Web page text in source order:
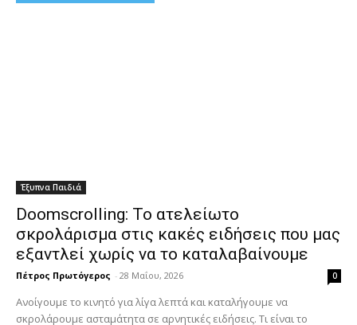
Έξυπνα Παιδιά
Doomscrolling: Το ατελείωτο
σκρολάρισμα στις κακές ειδήσεις που μας
εξαντλεί χωρίς να το καταλαβαίνουμε
Πέτρος Πρωτόγερος - 28 Μαΐου, 2026 0
Ανοίγουμε το κινητό για λίγα λεπτά και καταλήγουμε να
σκρολάρουμε ασταμάτητα σε αρνητικές ειδήσεις. Τι είναι το